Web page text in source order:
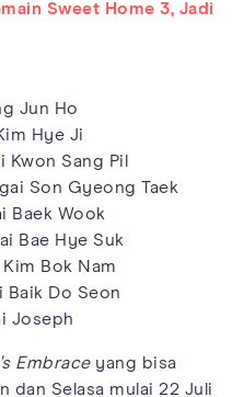
Sweet Home 3, Jadi
Jun Ho
Hye Ji
Kwon Sang Pil
Son Gyeong Taek
Baek Wook
Bae Hye Suk
Bok Nam
Baik Do Seon
Joseph
Embraceyang bisa
dan Selasa mulai 22 Juli